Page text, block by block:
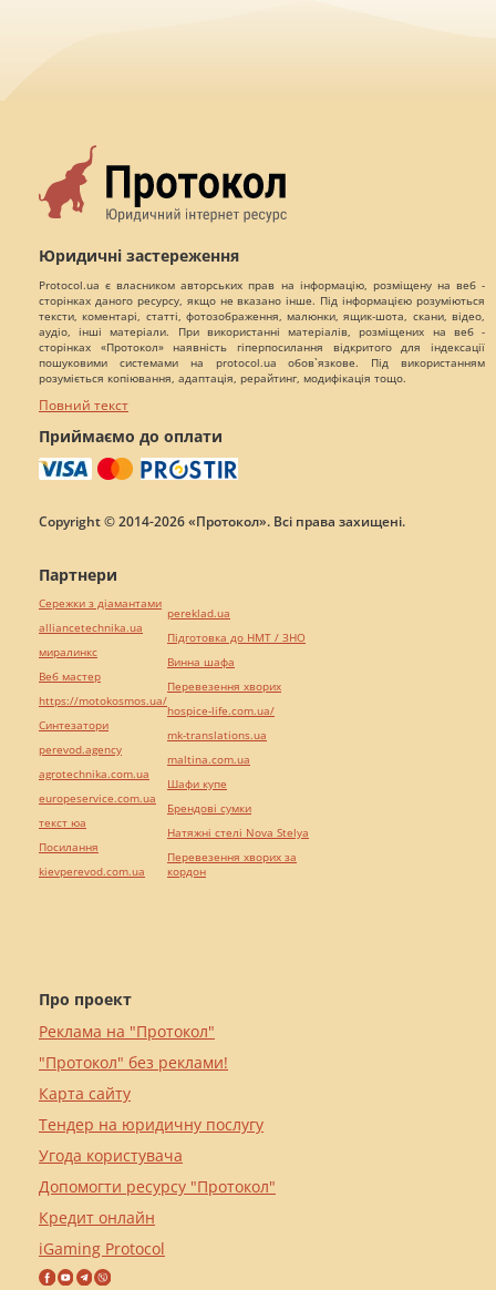
Юридичні застереження
Protocol.ua є власником авторських прав на інформацію, розміщену на веб -
сторінках даного ресурсу, якщо не вказано інше. Під інформацією розуміються
тексти, коментарі, статті, фотозображення, малюнки, ящик-шота, скани, відео,
аудіо, інші матеріали. При використанні матеріалів, розміщених на веб -
сторінках «Протокол» наявність гіперпосилання відкритого для індексації
пошуковими системами на protocol.ua обов`язкове. Під використанням
розуміється копіювання, адаптація, рерайтинг, модифікація тощо.
Повний текст
Приймаємо до оплати
Copyright © 2014-2026 «Протокол». Всі права захищені.
Про проект
Реклама на "Протокол"
"Протокол" без реклами!
Карта сайту
Тендер на юридичну послугу
Угода користувача
Допомогти ресурсу "Протокол"
Кредит онлайн
iGaming Protocol
Партнери
Сережки з діамантами
alliancetechnika.ua
миралинкс
Веб мастер
https://motokosmos.ua/
Синтезатори
perevod.agency
agrotechnika.com.ua
europeservice.com.ua
текст юа
Посилання
kievperevod.com.ua
pereklad.ua
Підготовка до НМТ / ЗНО
Винна шафа
Перевезення хворих
hospice-life.com.ua/
mk-translations.ua
maltina.com.ua
Шафи купе
Брендові сумки
Натяжні стелі Nova Stelya
Перевезення хворих за
кордон